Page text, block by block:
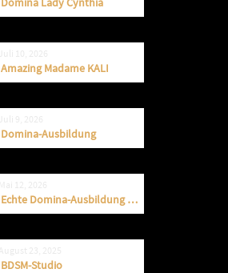
Amazing Madame KALI
Domina-Ausbildung
Echte Domina-Ausbildung im CASA CASAL
BDSM-Studio